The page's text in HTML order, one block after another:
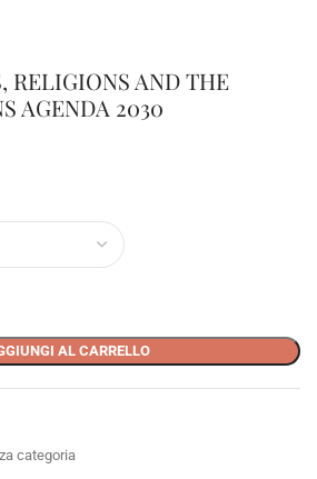
RELIGIONS AND THE
AGENDA 2030
AL CARRELLO
categoria